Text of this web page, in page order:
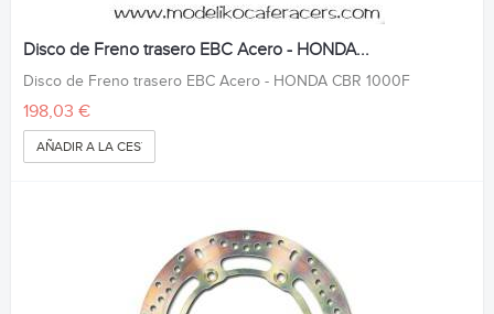
Disco de Freno trasero EBC Acero - HONDA...
Disco de Freno trasero EBC Acero - HONDA CBR 1000F
198,03 €
AÑADIR A LA CESTA